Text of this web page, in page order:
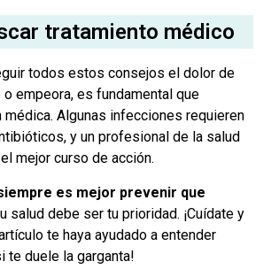
tratamiento médico
todos estos consejos el dolor de
empeora, es fundamental que
médica. Algunas infecciones requieren
y un profesional de la salud
mejor curso de acción.
es mejor prevenir que
salud debe ser tu prioridad. ¡Cuídate y
te haya ayudado a entender
te duele la garganta!